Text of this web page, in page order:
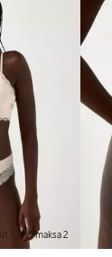
Ota 3 maksa 2